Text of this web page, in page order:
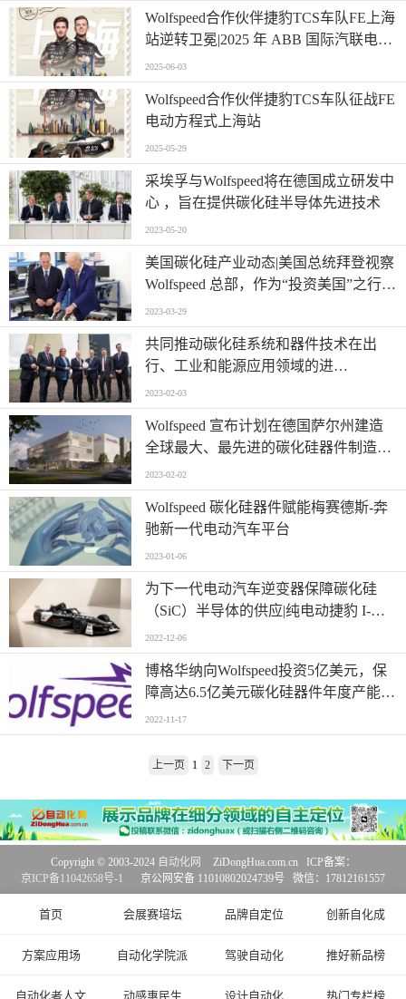
Wolfspeed合作伙伴捷豹TCS车队FE上海
站逆转卫冕|2025 年 ABB 国际汽联电动
方程式世界锦标赛上海站
2025-06-03
Wolfspeed合作伙伴捷豹TCS车队征战FE
电动方程式上海站
2025-05-29
采埃孚与Wolfspeed将在德国成立研发中
心 ，旨在提供碳化硅半导体先进技术
2023-05-20
美国碳化硅产业动态|美国总统拜登视察
Wolfspeed 总部，作为“投资美国”之行首
站
2023-03-29
共同推动碳化硅系统和器件技术在出
行、工业和能源应用领域的进
步|Wolfspeed 与采埃孚建立战略合作伙
伴关系，共同发展未来碳化硅半导体项
目
2023-02-03
Wolfspeed 宣布计划在德国萨尔州建造
全球最大、最先进的碳化硅器件制造工
厂
2023-02-02
Wolfspeed 碳化硅器件赋能梅赛德斯-奔
驰新一代电动汽车平台
2023-01-06
为下一代电动汽车逆变器保障碳化硅
（SiC）半导体的供应|纯电动捷豹 I-
TYPE 6 赛车重磅发布，搭载先进
Wolfspeed 碳化硅技术
2022-12-06
博格华纳向Wolfspeed投资5亿美元，保
障高达6.5亿美元碳化硅器件年度产能供
应
2022-11-17
上一页 1 2 下一页
首页 会展赛培坛 品牌自定位 创新自化成
方案应用场 自动化学院派 驾驶自动化 推好新品榜
自动化者人文 动感惠民生 设计自动化 热门专栏榜
Copyright © 2003-2024 自动化网
ZiDongHua.com.cn ICP备案：
京ICP备11042658号-1
京公网安备 11010802024739号 微信：17812161557